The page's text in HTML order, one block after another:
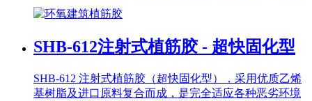
SHB-612注射式植筋胶 - 超快固化型
SHB-612 注射式植筋胶（超快固化型），采用优质乙烯
基树脂及进口原料复合而成，是完全适应各种恶劣环境